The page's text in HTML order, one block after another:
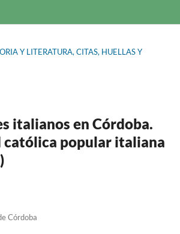
Y LITERATURA, CITAS, HUELLAS Y
italianos en Córdoba.
católica popular italiana
Córdoba